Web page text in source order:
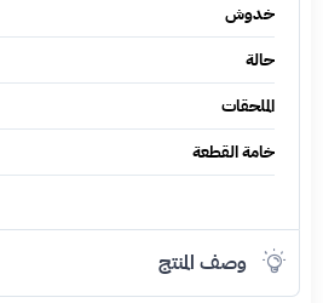
خدوش
حالة
الملحقات
خامة القطعة
وصف المنتج